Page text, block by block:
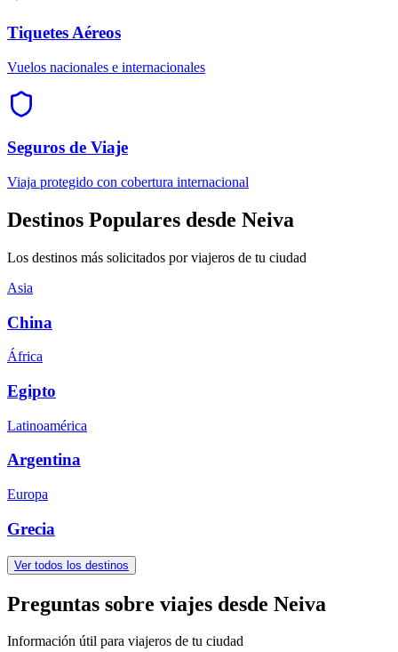
Tiquetes Aéreos
Vuelos nacionales e internacionales
Seguros de Viaje
Viaja protegido con cobertura internacional
Destinos Populares desde Neiva
Los destinos más solicitados por viajeros de tu ciudad
Asia
China
África
Egipto
Latinoamérica
Argentina
Europa
Grecia
Ver todos los destinos
Preguntas sobre viajes desde Neiva
Información útil para viajeros de tu ciudad